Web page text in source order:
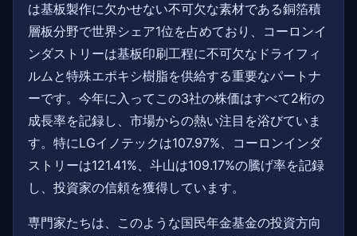
は基板製作に欠かせない不可欠な素材である銅箔積
層板分野で世界シェア1位を占めており、コーロンイ
ンダストリーは基板印刷工程に不可欠なドライフィ
ルムと特殊エポキシ樹脂を供給する重要なパートナ
ーです。今年に入ってこの3社の株価はすべて2桁の
成長率を記録し、市場からの熱い注目を浴びていま
す。特にLGイノテックは107.97%、コーロンインダ
ストリーは121.41%、斗山は109.17%の騰げ率を記録
し、投資家の信頼を獲得しています。
専門家たちは、このような国民年金基金の投資方向